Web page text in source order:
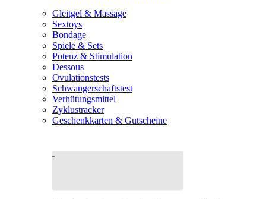
Gleitgel & Massage
Sextoys
Bondage
Spiele & Sets
Potenz & Stimulation
Dessous
Ovulationstests
Schwangerschaftstest
Verhütungsmittel
Zyklustracker
Geschenkkarten & Gutscheine